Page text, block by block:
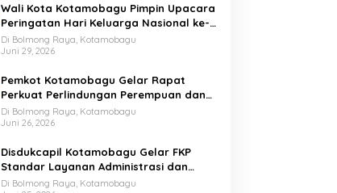
Wali Kota Kotamobagu Pimpin Upacara
Peringatan Hari Keluarga Nasional ke-
33 Tahun
Di Bolmong Raya, Kotamobagu
Juni 29, 2026
Pemkot Kotamobagu Gelar Rapat
Perkuat Perlindungan Perempuan dan
Anak
Di Bolmong Raya, Kotamobagu
Juni 26, 2026
Disdukcapil Kotamobagu Gelar FKP
Standar Layanan Administrasi dan
Kependudukan
Di Bolmong Raya, Kotamobagu